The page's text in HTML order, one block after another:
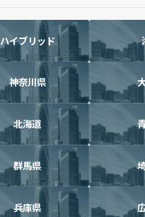
ハイブリッド
神奈川県
北海道
群馬県
兵庫県